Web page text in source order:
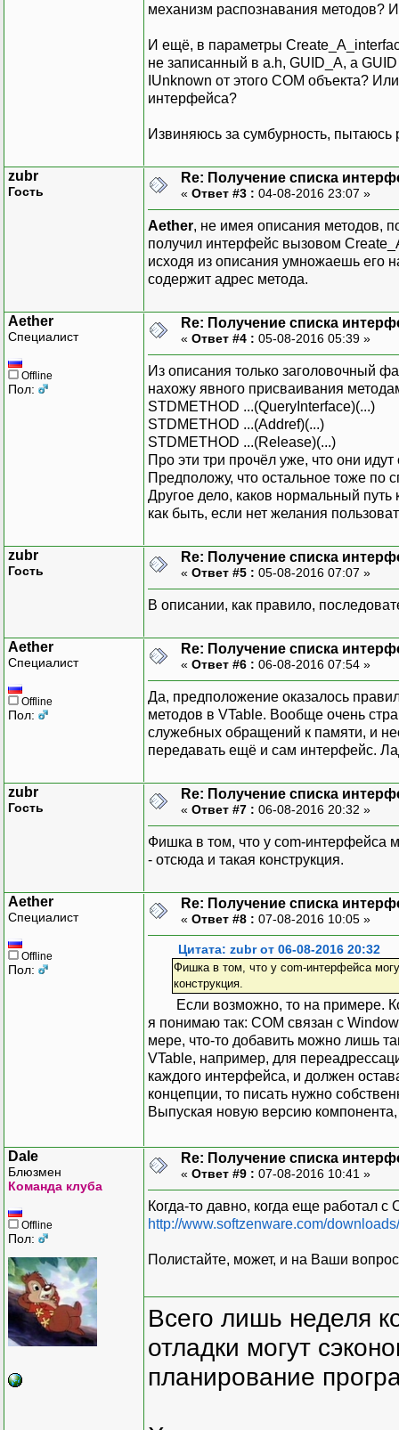
механизм распознавания методов?
И ещё, в параметры
не записанный в a.h, GUID_A, а
IUnknown от этого COM объекта?
интерфейса?
Извиняюсь за сумбурность, пытаюсь
zubr
Гость
Re: Получение списка
« Ответ #3 : 04-08-2016 23:07 »
Aether, не имея описания методов,
получил интерфейс вызовом
исходя из описания умножаешь его
содержит адрес метода.
Aether
Специалист
Offline
Пол:
Re: Получение списка
« Ответ #4 : 05-08-2016 05:39 »
Из описания только заголовочный
нахожу явного присваивания
STDMETHOD ...(QueryInterface)(...)
STDMETHOD ...(Addref)(...)
STDMETHOD ...(Release)(...)
Про эти три прочёл уже, что они
Предположу, что остальное тоже по
Другое дело, каков нормальный
как быть, если нет желания
zubr
Гость
Re: Получение списка
« Ответ #5 : 05-08-2016 07:07 »
В описании, как правило,
Aether
Специалист
Offline
Пол:
Re: Получение списка
« Ответ #6 : 06-08-2016 07:54 »
Да, предположение оказалось
методов в VTable. Вообще очень
служебных обращений к памяти, и
передавать ещё и сам интерфейс.
zubr
Гость
Re: Получение списка
« Ответ #7 : 06-08-2016 20:32 »
Фишка в том, что у com-интерфейса
- отсюда и такая конструкция.
Aether
Специалист
Offline
Пол:
Re: Получение списка
« Ответ #8 : 07-08-2016 10:05 »
Цитата: zubr от 06-08-2016 20:32
Фишка в том, что у com-интерфейса
конструкция.
Если возможно, то на примере. Код приводить не нужно, просто для понимания. На настоящий момент
я понимаю так: COM связан с
мере, что-то добавить можно лишь
VTable, например, для
каждого интерфейса, и должен
концепции, то писать нужно
Выпуская новую версию
Dale
Блюзмен
Команда клуба
Offline
Пол:
Re: Получение списка
« Ответ #9 : 07-08-2016 10:41 »
Когда-то давно, когда еще работал
http://www.softzenware.com/
Полистайте, может, и на Ваши
Всего лишь неделя
отладки могут
планирование